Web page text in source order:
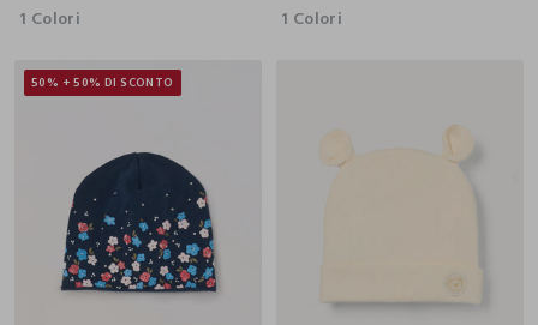
1 Colori 1 Colori
50% + 50% DI SCONTO